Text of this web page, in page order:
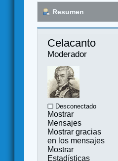
Resumen
Celacanto
Moderador
Desconectado
Mostrar
Mensajes
Mostrar gracias
en los mensajes
Mostrar
Estadísticas